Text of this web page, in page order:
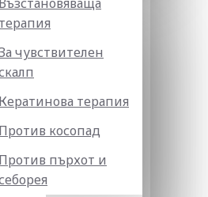
терапия
чувствителен
Кератинова терапия
Против косопад
Против пърхот и